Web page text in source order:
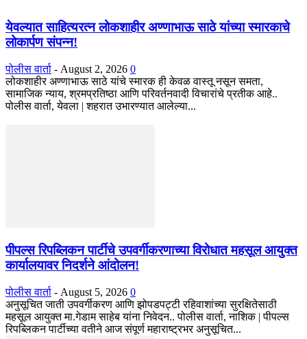
येवल्यात साहित्यरत्न लोकशाहीर अण्णाभाऊ साठे यांच्या स्मारकाचे
लोकार्पण संपन्न!
पोलीस वार्ता - August 2, 2026 0
लोकशाहीर अण्णाभाऊ साठे यांचे स्मारक ही केवळ वास्तू नसून समता,
सामाजिक न्याय, श्रमप्रतिष्ठा आणि परिवर्तनवादी विचारांचे प्रतीक आहे..
पोलीस वार्ता, येवला | शहरात उभारण्यात आलेल्या...
पीपल्स रिपब्लिकन पार्टीचे उपवर्गीकरणाच्या विरोधात महसूल आयुक्त
कार्यालयावर निदर्शने आंदोलन!
पोलीस वार्ता - August 5, 2026 0
अनुसूचित जाती उपवर्गीकरण आणि झोपडपट्टी रहिवाशांच्या सुरक्षितेसाठी
महसूल आयुक्त मा.गेडाम साहेब यांना निवेदन.. पोलीस वार्ता, नाशिक | पीपल्स
रिपब्लिकन पार्टीच्या वतीने आज संपूर्ण महाराष्ट्रभर अनुसूचित...